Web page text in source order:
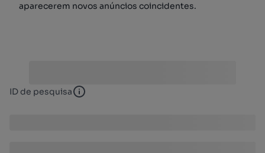
aparecerem novos anúncios coincidentes.
ID de pesquisa ID de pesquisa